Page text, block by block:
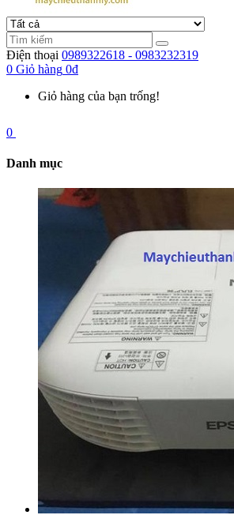
Điện thoại 0989322618 - 0983232319
0 Giỏ hàng 0đ
Giỏ hàng của bạn trống!
0
Danh mục